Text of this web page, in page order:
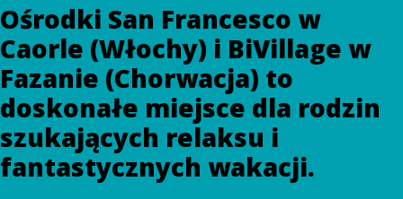
Ośrodki San Francesco w
Caorle (Włochy) i BiVillage w
Fazanie (Chorwacja) to
doskonałe miejsce dla rodzin
szukających relaksu i
fantastycznych wakacji.